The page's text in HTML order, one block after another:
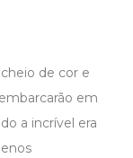
de cor e
em
a incrível era